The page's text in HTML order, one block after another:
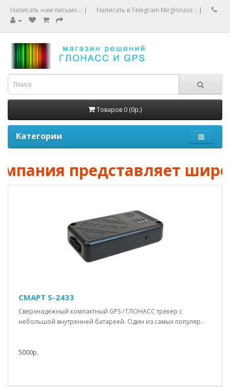
Написать нам письмо .: | Написать в Telegram Mirglonass .: |
Товаров 0 (0р.)
Категории
представляет
СМАРТ S-2433
Сверхнадежный компактный GPS / ГЛОНАСС трекер с
небольшой внутренней батареей. Один из самых популяр..
5000р.